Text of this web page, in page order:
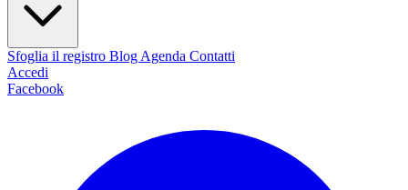
Sfoglia il registro Blog Agenda Contatti
Accedi
Facebook